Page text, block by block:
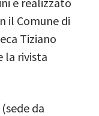
il Comune di
Tiziano
la rivista
da